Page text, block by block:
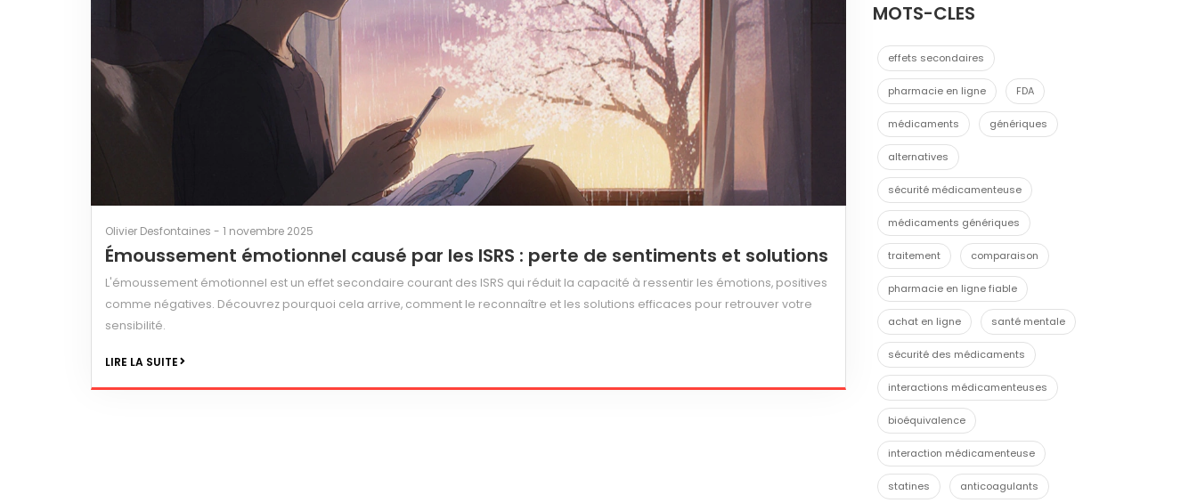
Olivier Desfontaines - 1 novembre 2025
Émoussement émotionnel causé par les ISRS : perte de sentiments et solutions
L'émoussement émotionnel est un effet secondaire courant des ISRS qui réduit la capacité à ressentir les émotions, positives
comme négatives. Découvrez pourquoi cela arrive, comment le reconnaître et les solutions efficaces pour retrouver votre
sensibilité.
LIRE LA SUITE
MOTS-CLES
effets secondaires
pharmacie en ligne FDA
médicaments génériques
alternatives
sécurité médicamenteuse
médicaments génériques
traitement comparaison
pharmacie en ligne fiable
achat en ligne santé mentale
sécurité des médicaments
interactions médicamenteuses
bioéquivalence
interaction médicamenteuse
statines anticoagulants